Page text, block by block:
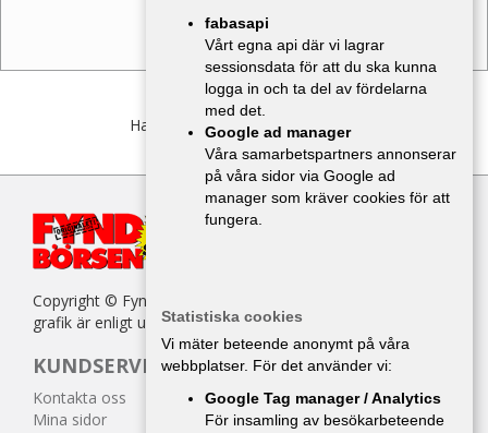
Har du inget konto?Bli medlem
Copyright © Fyndbörsen. All kopiering av texter, bilder eller
grafik är enligt upphovsrättslagen förbjuden.
KUNDSERVICE
Kontakta oss
Mina sidor
fabasapi
Vårt egna api där vi lagrar
sessionsdata för att du ska kunna
logga in och ta del av fördelarna
med det.
Google ad manager
Våra samarbetspartners annonserar
på våra sidor via Google ad
manager som kräver cookies för att
fungera.
Statistiska cookies
Vi mäter beteende anonymt på våra
webbplatser. För det använder vi:
Google Tag manager / Analytics
För insamling av besökarbeteende